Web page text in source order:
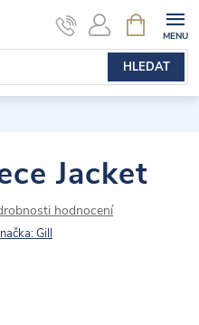
HLEDAT
NÁKUPNÍ
KOŠÍK
Jacket
hodnocení
Gill